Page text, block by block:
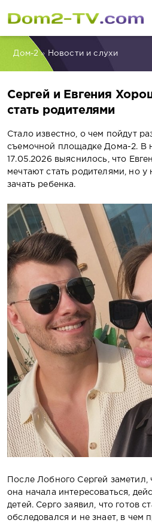
Дом-2» Новости и слухи
Сергей и Евгения
стать родителями
Стало известно, о чем пойдут
съемочной площадке Дома-2. В
17.05.2026 выяснилось, что
мечтают стать родителями, но у
зачать ребенка.
После Лобного Сергей заметил,
она начала интересоваться,
детей. Серго заявил, что готов
обследовался и не знает, в чем